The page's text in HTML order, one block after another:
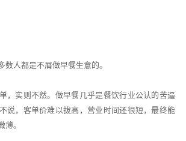
数人都是不屑做早餐生意的。
，实则不然。做早餐几乎是餐饮行业公认的苦逼
说，客单价难以拔高，营业时间还很短，最终能
薄。